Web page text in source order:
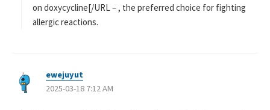
on doxycycline[/URL – , the preferred choice for fighting
allergic reactions.
ewejuyut
り
2025-03-18 7:12 AM